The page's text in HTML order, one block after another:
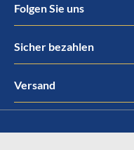
Folgen Sie uns
Sicher bezahlen
Versand